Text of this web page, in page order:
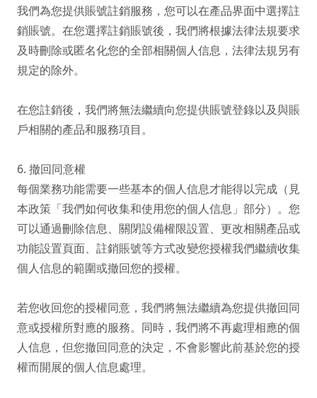
我們為您提供賬號註銷服務，您可以在產品界面中選擇註
銷賬號。在您選擇註銷賬號後，我們將根據法律法規要求
及時刪除或匿名化您的全部相關個人信息，法律法規另有
規定的除外。
在您註銷後，我們將無法繼續向您提供賬號登錄以及與賬
戶相關的產品和服務項目。
6. 撤回同意權
每個業務功能需要一些基本的個人信息才能得以完成（見
本政策「我們如何收集和使用您的個人信息」部分）。您
可以通過刪除信息、關閉設備權限設置、更改相關產品或
功能設置頁面、註銷賬號等方式改變您授權我們繼續收集
個人信息的範圍或撤回您的授權。
若您收回您的授權同意，我們將無法繼續為您提供撤回同
意或授權所對應的服務。同時，我們將不再處理相應的個
人信息，但您撤回同意的決定，不會影響此前基於您的授
權而開展的個人信息處理。